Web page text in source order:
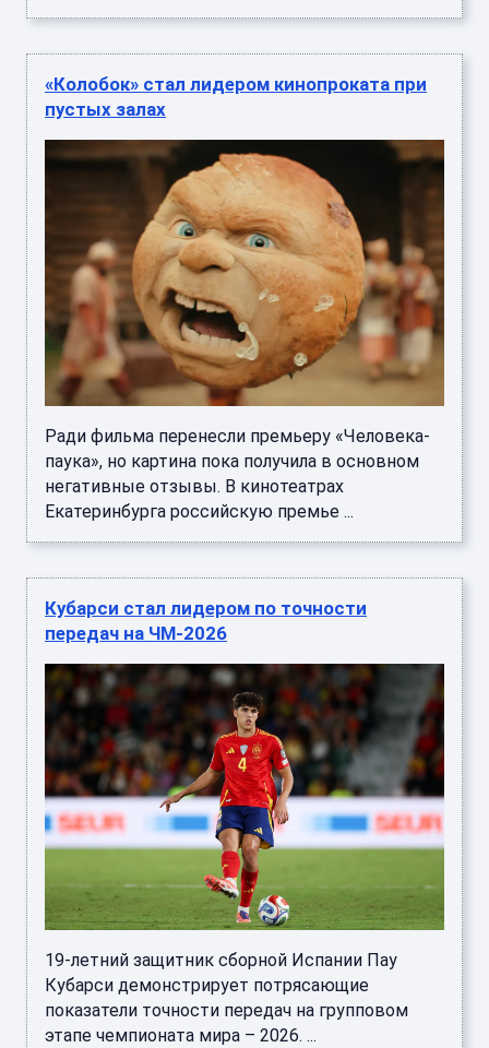
«Колобок» стал лидером кинопроката при
пустых залах
Ради фильма перенесли премьеру «Человека-
паука», но картина пока получила в основном
негативные отзывы. В кинотеатрах
Екатеринбурга российскую премье ...
Кубарси стал лидером по точности
передач на ЧМ-2026
19-летний защитник сборной Испании Пау
Кубарси демонстрирует потрясающие
показатели точности передач на групповом
этапе чемпионата мира – 2026. ...